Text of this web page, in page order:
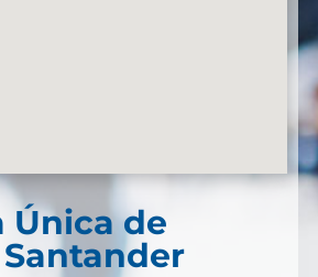
Única de